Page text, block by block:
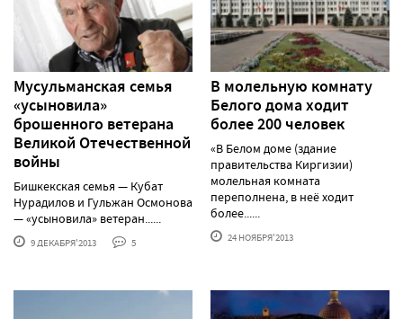
Мусульманская семья
«усыновила»
брошенного ветерана
Великой Отечественной
войны
Бишкекская семья — Кубат
Нурадилов и Гульжан Осмонова
— «усыновила» ветеран......
9 ДЕКАБРЯ'2013 5
В молельную комнату
Белого дома ходит
более 200 человек
«В Белом доме (здание
правительства Киргизии)
молельная комната
переполнена, в неё ходит
более......
24 НОЯБРЯ'2013